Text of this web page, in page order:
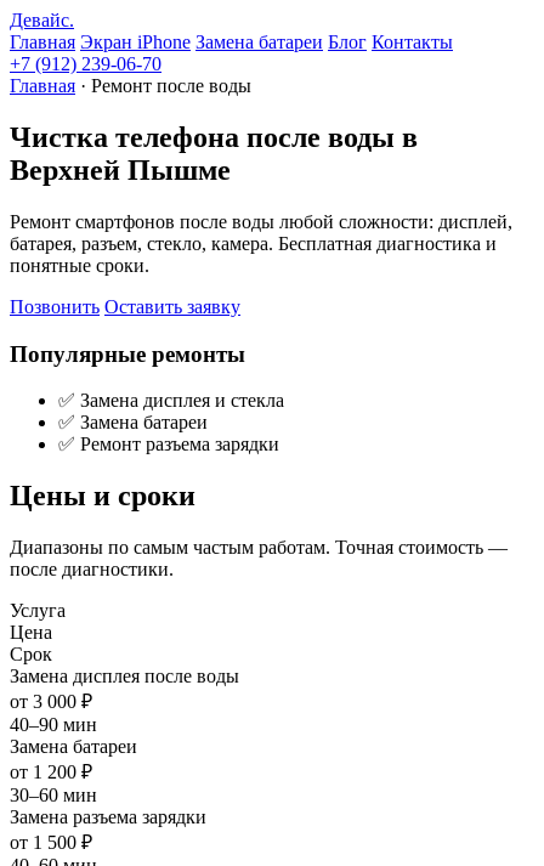
Девайс.
Главная Экран iPhone Замена батареи Блог Контакты
+7 (912) 239-06-70
Главная · Ремонт после воды
Чистка телефона после воды в
Верхней Пышме
Ремонт смартфонов после воды любой сложности: дисплей,
батарея, разъем, стекло, камера. Бесплатная диагностика и
понятные сроки.
Позвонить Оставить заявку
Популярные ремонты
✅ Замена дисплея и стекла
✅ Замена батареи
✅ Ремонт разъема зарядки
Цены и сроки
Диапазоны по самым частым работам. Точная стоимость —
после диагностики.
Услуга
Цена
Срок
Замена дисплея после воды
от 3 000 ₽
40–90 мин
Замена батареи
от 1 200 ₽
30–60 мин
Замена разъема зарядки
от 1 500 ₽